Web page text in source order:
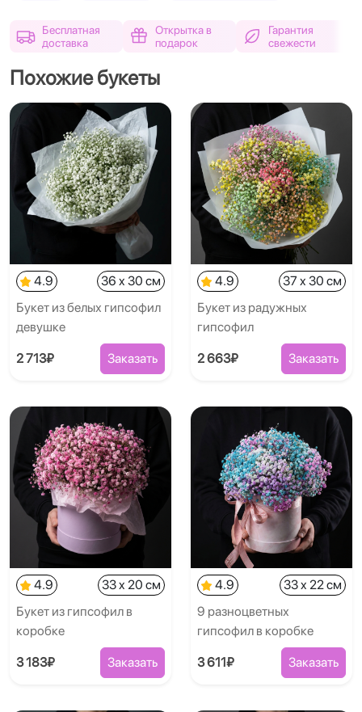
Бесплатная
доставка
Открытка в
подарок
Гарантия
свежести
Похожие букеты
4.9
36 x 30 см
Букет из белых гипсофил
девушке
2 713₽ Заказать
4.9
37 x 30 см
Букет из радужных
гипсофил
2 663₽ Заказать
4.9
33 x 20 см
Букет из гипсофил в
коробке
3 183₽ Заказать
4.9
33 x 22 см
9 разноцветных
гипсофил в коробке
3 611₽ Заказать